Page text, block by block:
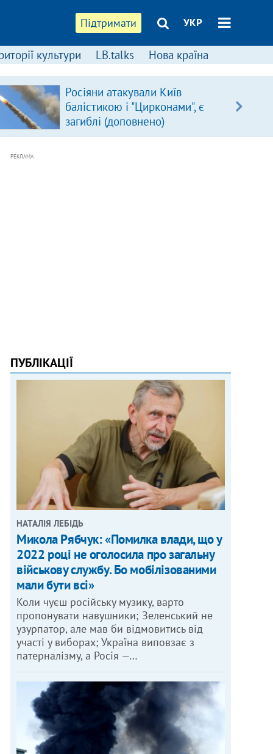
Підтримати УКР
культури LB.talks Нова країна
Росіяни атакували Київ
балістикою і "Цирконами", є
загиблі (доповнено)
РЕКЛАМА
ПУБЛІКАЦІЇ
НАТАЛІЯ ЛЕБІДЬ
Микола Рябчук: «Помилка влади, що у
2022 році не оголосила про загальну
військову службу. Бо мобілізованими
мали бути всі»
Коли чуєш російську музику, варто
пропонувати навушники; Зеленський не
узурпатор, але мав би відмовитись від
участі у виборах; Україна виповзає з
патерналізму, а Росія —…